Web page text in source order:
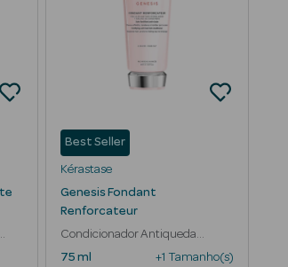
Best Seller
Kérastase
Genesis Fondant
Renforcateur
Condicionador Antiqueda
Cabelo Enfranquecido
75 ml +1 Tamanho(s)